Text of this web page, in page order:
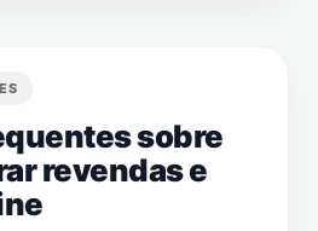
sobre
revendas e